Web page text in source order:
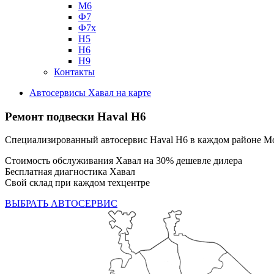
М6
Ф7
Ф7х
Н5
Н6
Н9
Контакты
Автосервисы Хавал на карте
Ремонт подвески Haval H6
Специализированный автосервис Haval H6 в каждом районе
Стоимость обслуживания Хавал на 30% дешевле дилера
Бесплатная диагностика Хавал
Свой склад при каждом техцентре
ВЫБРАТЬ АВТОСЕРВИС